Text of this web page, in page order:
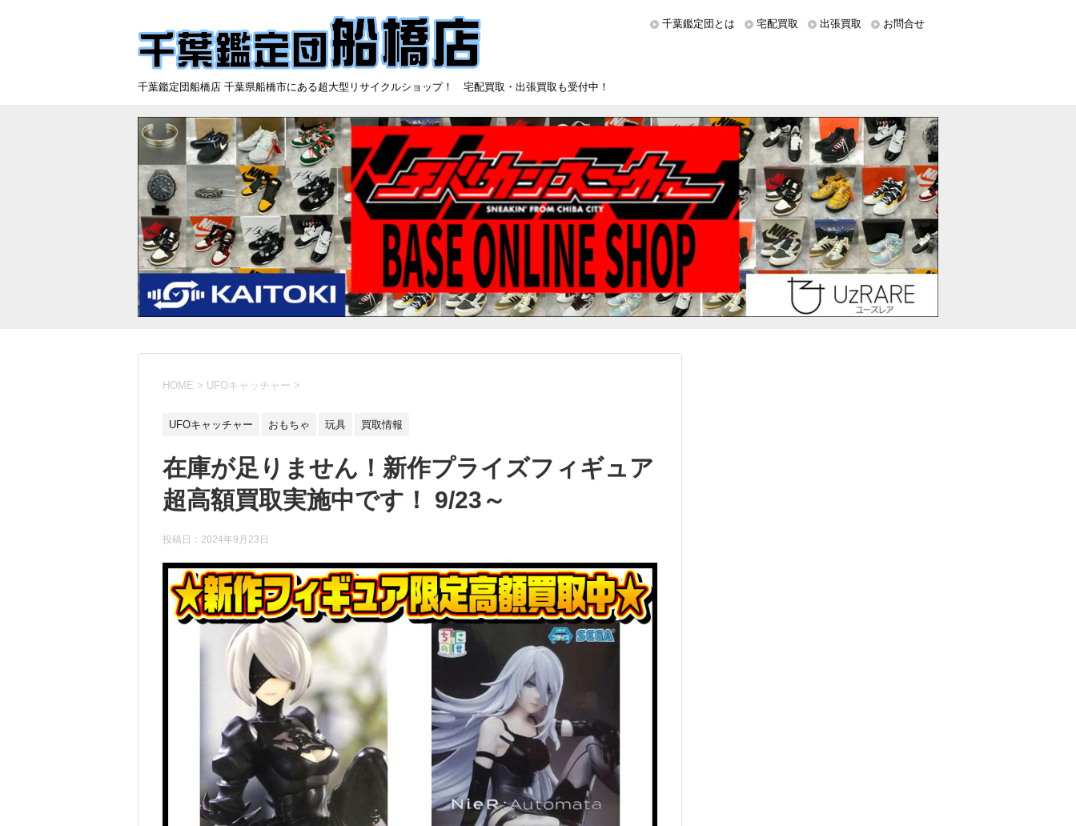
千葉鑑定団船橋店 千葉県船橋市にある超大型リサイクルショップ！ 宅配買取・出張買取も受付中！
千葉鑑定団とは 宅配買取 出張買取 お問合せ
HOME > UFOキャッチャー >
UFOキャッチャー おもちゃ 玩具 買取情報
在庫が足りません！新作プライズフィギュア
超高額買取実施中です！ 9/23～
投稿日： 2024年9月23日